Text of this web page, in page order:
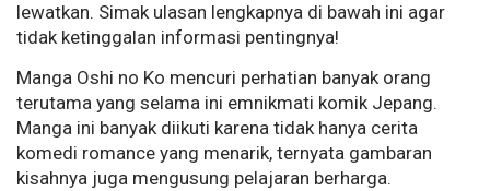
lewatkan. Simak ulasan lengkapnya di bawah ini agar
tidak ketinggalan informasi pentingnya!
Manga Oshi no Ko mencuri perhatian banyak orang
terutama yang selama ini emnikmati komik Jepang.
Manga ini banyak diikuti karena tidak hanya cerita
komedi romance yang menarik, ternyata gambaran
kisahnya juga mengusung pelajaran berharga.